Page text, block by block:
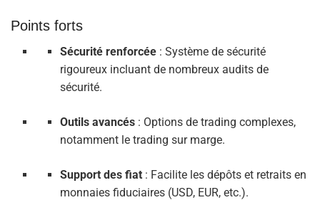
Points forts
Sécurité renforcée: Système de sécurité
rigoureux incluant de nombreux audits de
sécurité.
Outils avancés: Options de trading complexes,
notamment le trading sur marge.
Support des fiat: Facilite les dépôts et retraits en
monnaies fiduciaires (USD, EUR, etc.).